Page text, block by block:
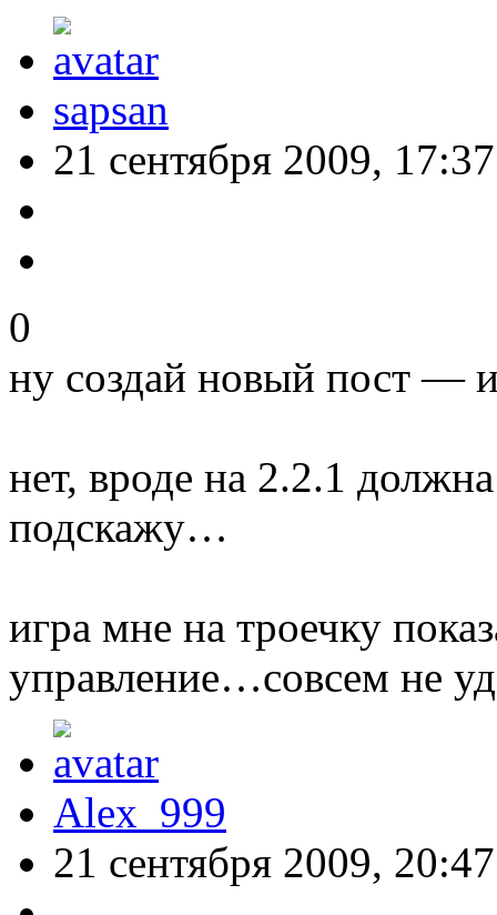
sapsan
21 сентября 2009, 17:37
0
ну создай новый пост —
нет, вроде на 2.2.1
подскажу…
игра мне на троечку
управление…совсем не
Alex_999
21 сентября 2009, 20:47